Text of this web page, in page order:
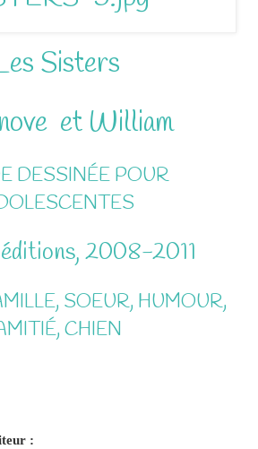
Sisters
et William
DESSINÉE POUR
2008-2011
SOEUR, HUMOUR,
CHIEN
: